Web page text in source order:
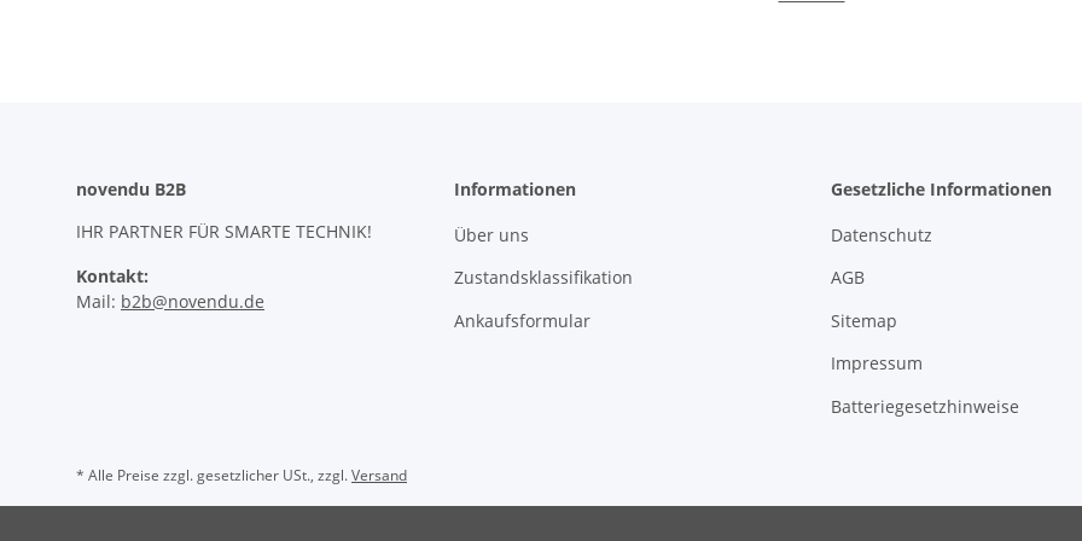
novendu B2B
IHR PARTNER FÜR SMARTE TECHNIK!
Kontakt:
Mail: b2b@novendu.de
Informationen
Über uns
Zustandsklassifikation
Ankaufsformular
Gesetzliche Informationen
Datenschutz
AGB
Sitemap
Impressum
Batteriegesetzhinweise
* Alle Preise zzgl. gesetzlicher USt., zzgl.Versand